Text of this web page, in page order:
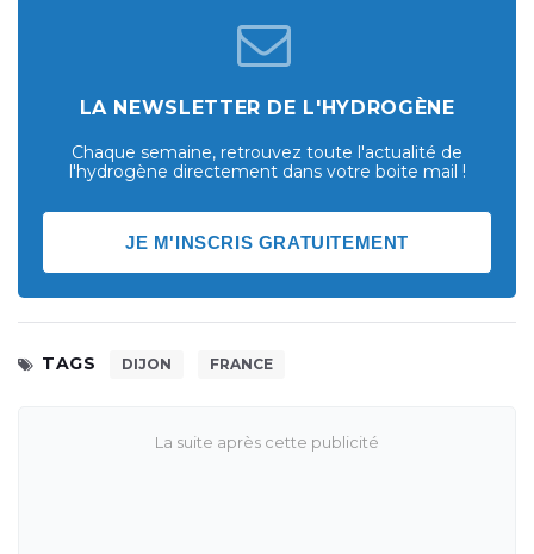
LA NEWSLETTER DE L'HYDROGÈNE
Chaque semaine, retrouvez toute l'actualité de
l'hydrogène directement dans votre boite mail !
JE M'INSCRIS GRATUITEMENT
TAGS DIJON FRANCE